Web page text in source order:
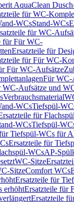
AquaClean
für WC-
WCsStand-WCs
für WC-
für Für WC-
Ersatzteile für
für Für WC-
Für WC-Aufsätze
Für WC-
WC-Aufsätze und
Verbrauchsmaterial
WCsTiefspül-
für
WCsTiefspül-
Tiefspül-WCs für
Ersatzteile für
WCsAP-
WC-Sitze
SitzeComfort WCs
Ersatzteile für
erhöhtErsatzteile für
Ersatzteile